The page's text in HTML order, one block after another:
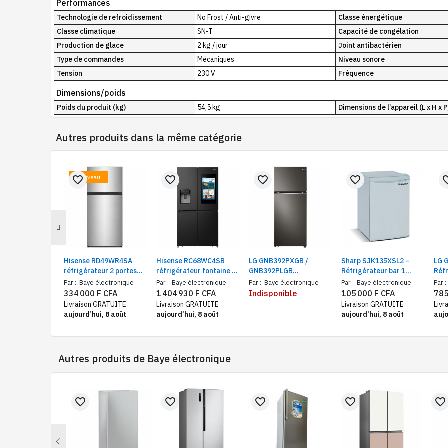
Performances
Technologie de refroidissement No Frost / Anti-givre Classe énergétique
Classe climatique
SN-T Capacité de congélation
Production de glace
2 kg / jour Joint antibactérien
Type de commandes
Mécaniques Niveau sonore
Tension
230 V Fréquence
Dimensions/poids
Poids du produit (kg) 54,5 kg Dimensions de l’appareil (L x H x
Autres produits dans la même catégorie
Nouveau
Hisense RD49WR4SA
réfrigérateur 2 portes
375L No Frost gris –
Frigo et congélateur
haut classe A+ Multi-
Flow
Par : Baye électronique
favorite_border
334 000 F CFA
Livraison GRATUITE
aujourd’hui, 8 août
Hisense RC68WC4SB
réfrigérateur fontaine +
écran noir Wifi side by
side | Frigo américain
smart 522 litres, 4 portes
noir
Par : Baye électronique
favorite_border
1 404 930 F CFA
Livraison GRATUITE
aujourd’hui, 8 août
LG GNB392PXGB /
GNB392PLGB
Réfrigérateur combiné
395 L | Compresseur
Par : Baye électronique
favorite_border
Indisponible
Sharp SJK135XSL2 –
Réfrigérateur bar 1
porte
Par : Baye électronique
favorite_border
105 000 F CFA
Livraison GRATUITE
aujourd’hui, 8 août
LG
Par :
Autres produits de Baye électronique
Previous
favorite_border favorite_border favorite_border favorite_border favorite_border